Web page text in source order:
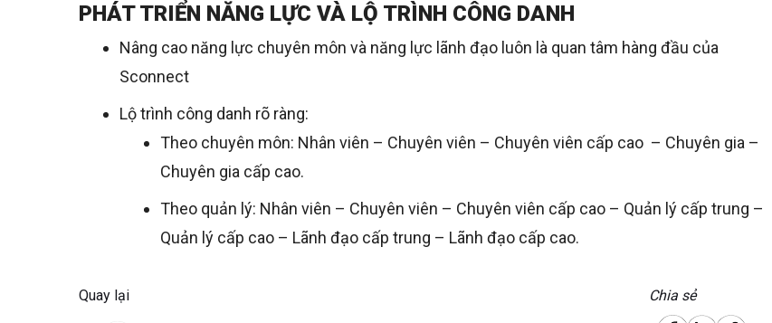
PHÁT TRIỂN NĂNG LỰC VÀ LỘ TRÌNH CÔNG DANH
Nâng cao năng lực chuyên môn và năng lực lãnh đạo luôn là quan tâm hàng đầu của
Sconnect
Lộ trình công danh rõ ràng:
Theo chuyên môn: Nhân viên – Chuyên viên – Chuyên viên cấp cao – Chuyên gia –
Chuyên gia cấp cao.
Theo quản lý: Nhân viên – Chuyên viên – Chuyên viên cấp cao – Quản lý cấp trung –
Quản lý cấp cao – Lãnh đạo cấp trung – Lãnh đạo cấp cao.
Quay lại Chia sẻ